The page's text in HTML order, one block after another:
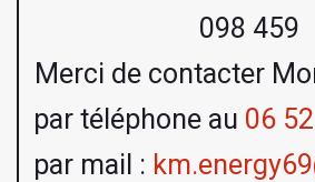
098 459
Merci de contacter
par téléphone au 06
par mail :